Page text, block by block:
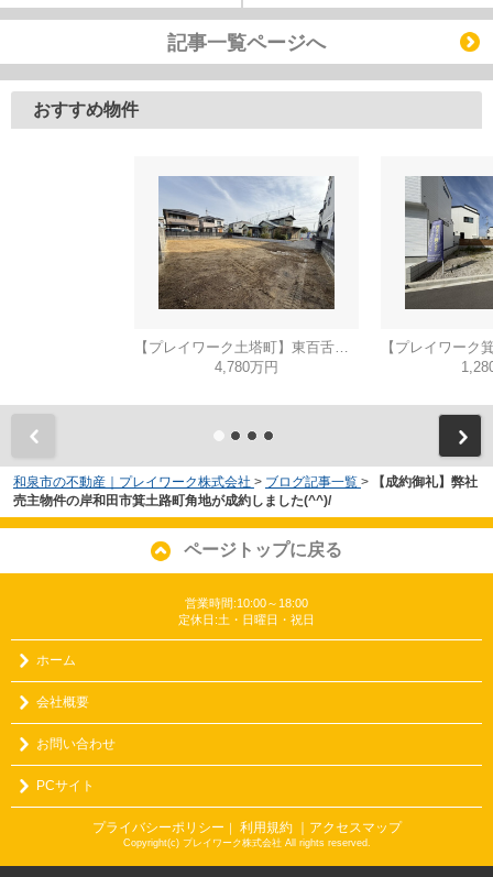
記事一覧ページへ
おすすめ物件
4,780万円
和泉市の不動産｜プレイワーク株式会社 > ブログ記事一覧 >
【成約御礼】弊社
売主物件の岸和田市箕土路町角地が成約しました(^^)/
ページトップに戻る
営業時間:10:00～18:00
定休日:土・日曜日・祝日
ホーム
会社概要
お問い合わせ
PCサイト
プライバシーポリシー ｜ 利用規約 ｜アクセスマップ
Copyright(c) プレイワーク株式会社 All rights reserved.